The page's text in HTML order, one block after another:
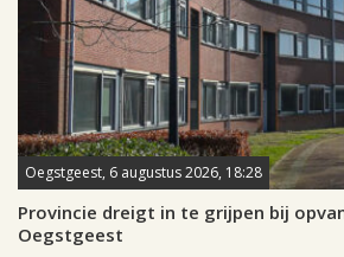
Oegstgeest, 6 augustus 2026, 18:28
Provincie dreigt in te grijpen bij
Oegstgeest